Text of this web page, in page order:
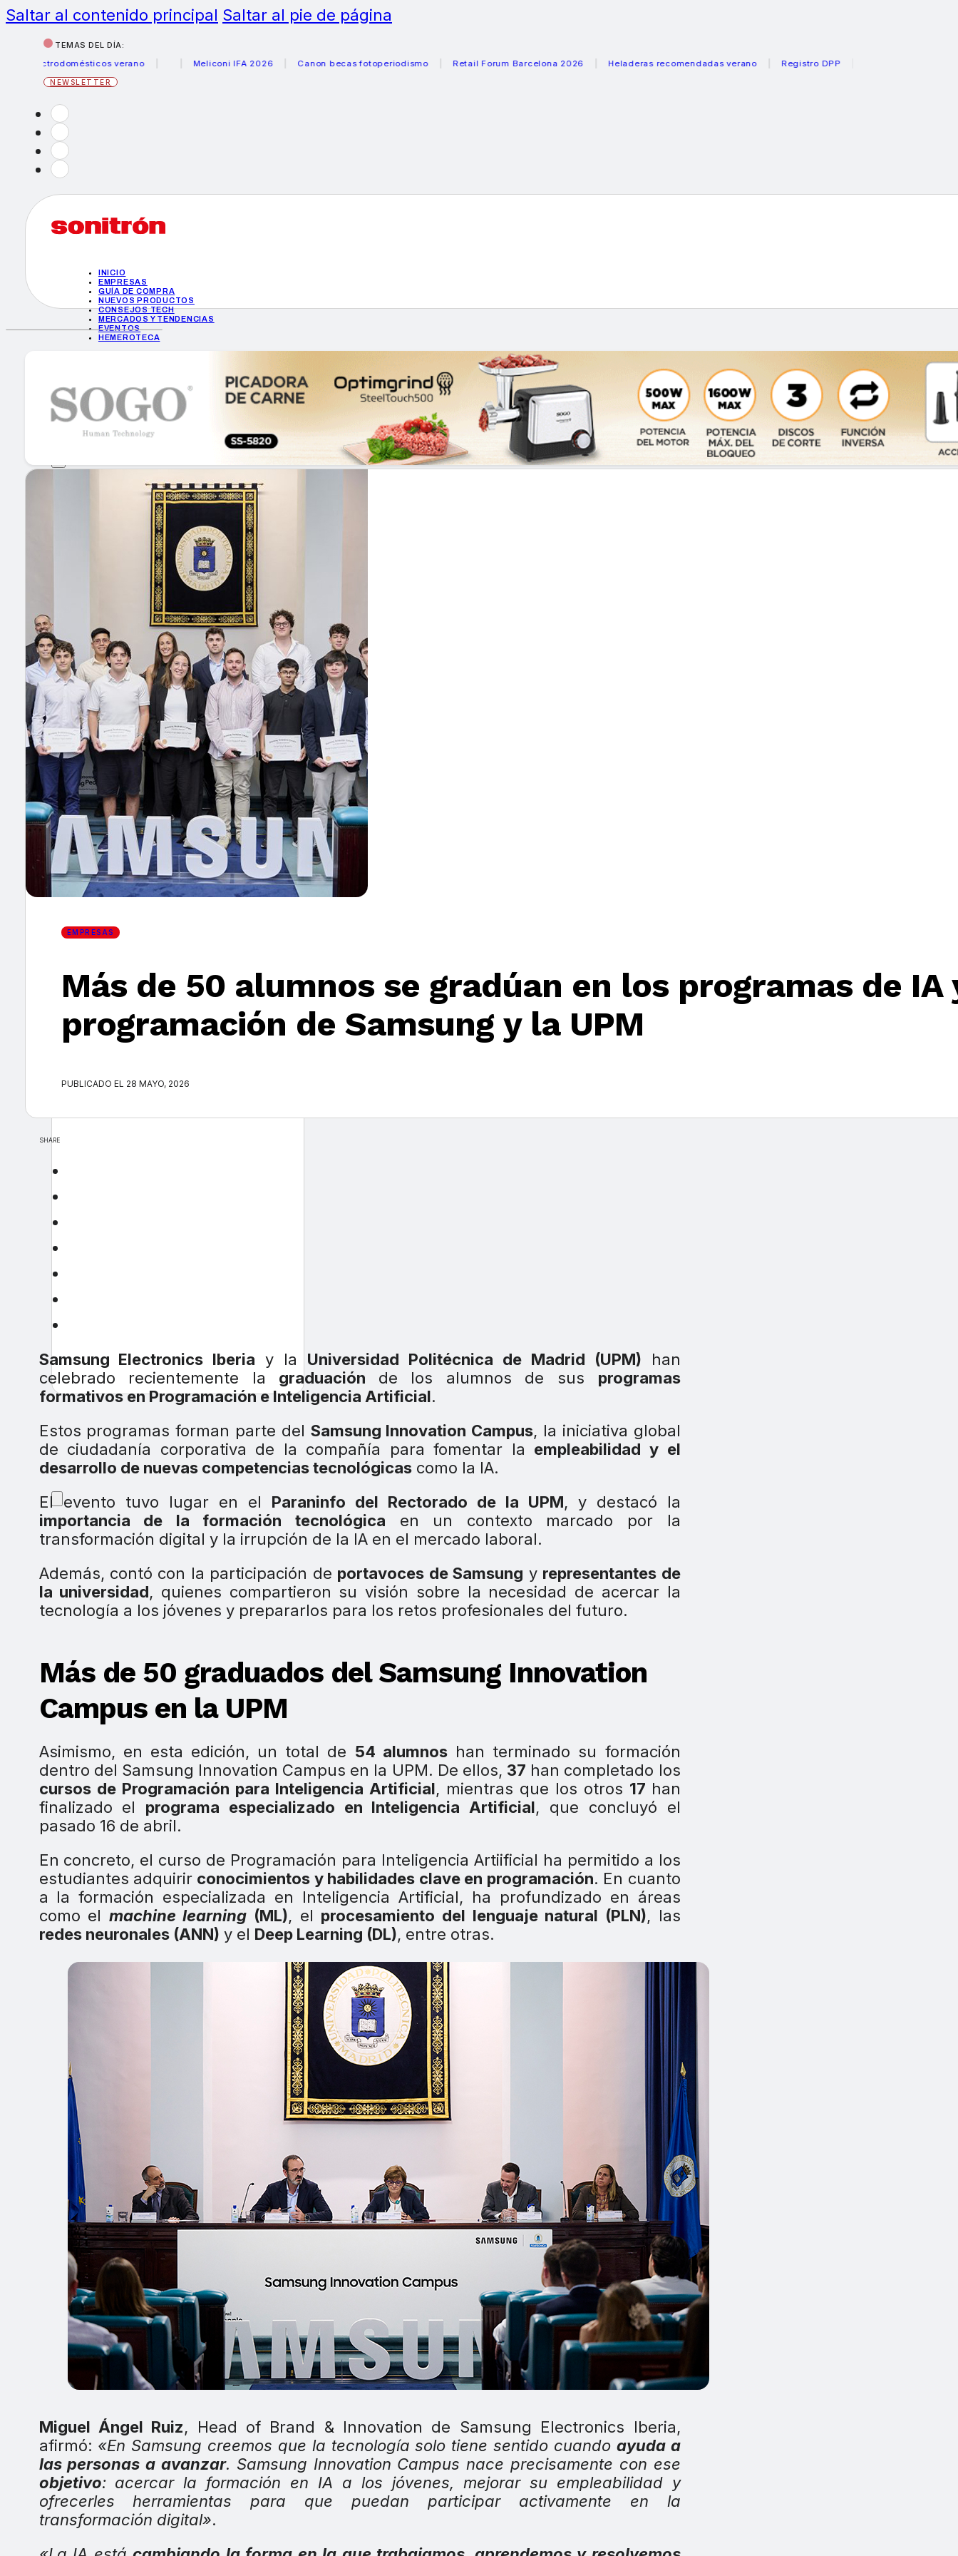
Saltar al contenido principal Saltar al pie de página
TEMAS DEL DÍA:
verano
Meliconi IFA 2026 Canon becas fotoperiodismo Retail Forum Barcelona 2026 Heladeras recomendadas verano Registro DPP
NEWSLETTER
INICIO
EMPRESAS
GUÍA DE COMPRA
NUEVOS PRODUCTOS
CONSEJOS TECH
MERCADOS Y TENDENCIAS
EVENTOS
HEMEROTECA
GUÍA DE COMPRA
NUEVOS PRODUCTOS
CONSEJOS TECH
MERCADOS Y TENDENCIAS
HEMEROTECA
Encuentra tu noticia
Buscar
×
EMPRESAS
Más de 50 alumnos se gradúan en los programas de IA
programación de Samsung y la UPM
PUBLICADO EL 28 MAYO, 2026
SHARE
Samsung Electronics Iberia y la Universidad Politécnica de Madrid (UPM) han
celebrado recientemente la graduación de los alumnos de sus programas
formativos en Programación e Inteligencia Artificial.
Estos programas forman parte del Samsung Innovation Campus, la iniciativa global
de ciudadanía corporativa de la compañía para fomentar la empleabilidad y el
desarrollo de nuevas competencias tecnológicascomo la IA.
El evento tuvo lugar en el Paraninfo del Rectorado de la UPM, y destacó la
importancia de la formación tecnológica en un contexto marcado por la
transformación digital y la irrupción de la IA en el mercado laboral.
Además, contó con la participación de portavoces de Samsung y representantes de
la universidad, quienes compartieron su visión sobre la necesidad de acercar la
tecnología a los jóvenes y prepararlos para los retos profesionales del futuro.
Más de 50 graduados del Samsung Innovation
Campus en la UPM
Asimismo, en esta edición, un total de 54 alumnoshan terminado su formación
dentro del Samsung Innovation Campus en la UPM. De ellos, 37 han completado los
cursos de Programación para Inteligencia Artificial, mientras que los otros 17 han
finalizado el programa especializado en Inteligencia Artificial, que concluyó el
pasado 16 de abril.
En concreto, el curso de Programación para Inteligencia Artiificial ha permitido a los
estudiantes adquirir conocimientos y habilidades clave en programación. En cuanto
a la formación especializada en Inteligencia Artificial, ha profundizado en áreas
como el machine learning (ML), el procesamiento del lenguaje natural (PLN), las
redes neuronales (ANN) y el Deep Learning (DL), entre otras.
Miguel Ángel Ruiz, Head of Brand & Innovation de Samsung Electronics Iberia,
afirmó: «En Samsung creemos que la tecnología solo tiene sentido cuando ayuda a
las personas a avanzar. Samsung Innovation Campus nace precisamente con ese
objetivo: acercar la formación en IA a los jóvenes, mejorar su empleabilidad y
ofrecerles herramientas para que puedan participar activamente en la
transformación digital».